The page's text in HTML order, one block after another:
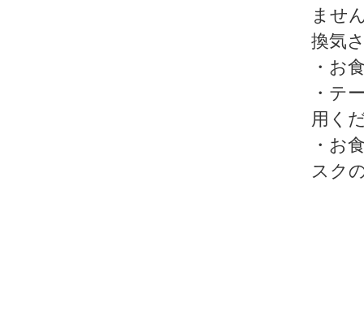
ませ
換気
・お
・テ
用く
・お
スク